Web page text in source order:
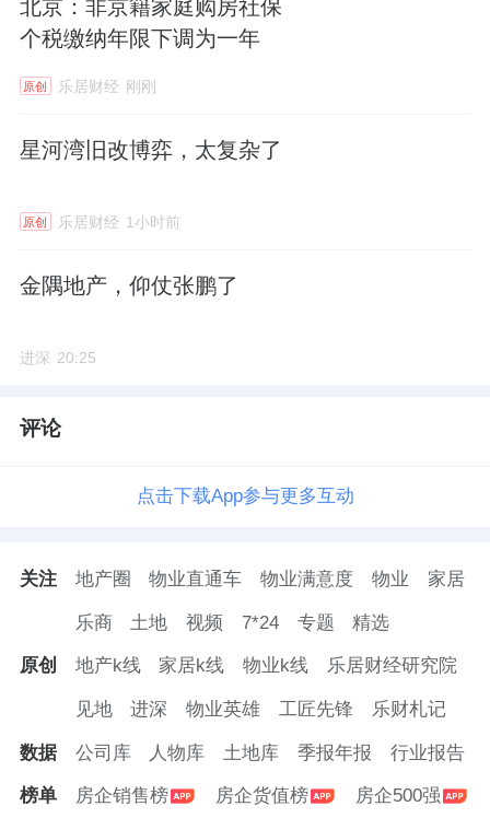
北京：非京籍家庭购房社保
个税缴纳年限下调为一年
原创 乐居财经 刚刚
星河湾旧改博弈，太复杂了
原创 乐居财经 1小时前
金隅地产，仰仗张鹏了
进深 20:25
评论
点击下载App参与更多互动
关注 地产圈 物业直通车 物业满意度 物业 家居
乐商 土地 视频 7*24 专题 精选
原创 地产k线 家居k线 物业k线 乐居财经研究院
见地 进深 物业英雄 工匠先锋 乐财札记
数据 公司库 人物库 土地库 季报年报 行业报告
榜单 房企销售榜 房企货值榜 房企500强